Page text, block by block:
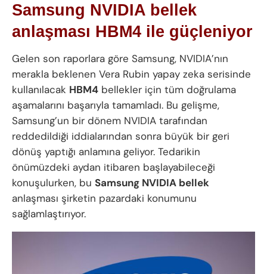
Samsung NVIDIA bellek
anlaşması HBM4 ile güçleniyor
Gelen son raporlara göre Samsung, NVIDIA’nın
merakla beklenen Vera Rubin yapay zeka serisinde
kullanılacak HBM4 bellekler için tüm doğrulama
aşamalarını başarıyla tamamladı. Bu gelişme,
Samsung’un bir dönem NVIDIA tarafından
reddedildiği iddialarından sonra büyük bir geri
dönüş yaptığı anlamına geliyor. Tedarikin
önümüzdeki aydan itibaren başlayabileceği
konuşulurken, bu Samsung NVIDIA bellek
anlaşması şirketin pazardaki konumunu
sağlamlaştırıyor.